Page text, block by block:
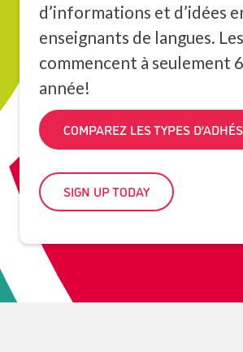
d’informations et d’idées
enseignants de langues.
commencent à seulement
année!
COMPAREZ LES TYPES
SIGN UP TODAY